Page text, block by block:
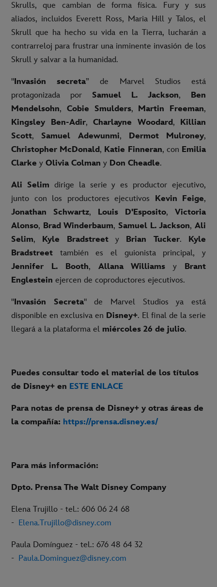
Skrulls, que cambian de forma física. Fury y sus
aliados, incluidos Everett Ross, Maria Hill y Talos, el
Skrull que ha hecho su vida en la Tierra, lucharán a
contrarreloj para frustrar una inminente invasión de los
Skrull y salvar a la humanidad.
"Invasión secreta” de Marvel Studios está
protagonizada por Samuel L. Jackson, Ben
Mendelsohn, Cobie Smulders, Martin Freeman,
Kingsley Ben-Adir, Charlayne Woodard, Killian
Scott, Samuel Adewunmi, Dermot Mulroney,
Christopher McDonald, Katie Finneran, con Emilia
Clarke y Olivia Colman y Don Cheadle.
Ali Selim dirige la serie y es productor ejecutivo,
junto con los productores ejecutivos Kevin Feige,
Jonathan Schwartz, Louis D'Esposito, Victoria
Alonso, Brad Winderbaum, Samuel L. Jackson,Ali
Selim, Kyle Bradstreety Brian Tucker. Kyle
Bradstreet también es el guionista principal, y
Jennifer L. Booth, Allana Williams y Brant
Englestein ejercen de coproductores ejecutivos.
"Invasión Secreta" de Marvel Studios ya está
disponible en exclusiva en Disney+. El final de la serie
llegará a la plataforma el miércoles 26 de julio.
Puedes consultar todo el material de los títulos
de Disney+ en ESTE ENLACE
Para notas de prensa de Disney+ y otras áreas de
la compañía: https://prensa.disney.es/
Para más información:
Dpto. Prensa The Walt Disney Company
Elena Trujillo - tel.: 606 06 24 68
- Elena.Trujillo@disney.com
Paula Domínguez - tel.: 676 48 64 32
- Paula.Dominguez@disney.com